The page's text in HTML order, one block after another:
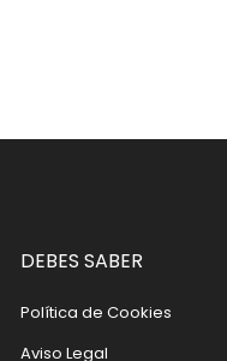
DEBES SABER
Política de Cookies
Aviso Legal